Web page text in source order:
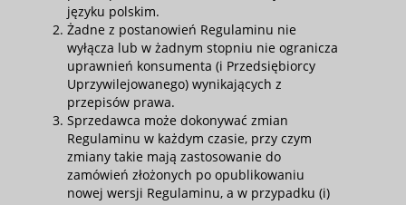
języku polskim.
Żadne z postanowień Regulaminu nie
wyłącza lub w żadnym stopniu nie ogranicza
uprawnień konsumenta (i Przedsiębiorcy
Uprzywilejowanego) wynikających z
przepisów prawa.
Sprzedawca może dokonywać zmian
Regulaminu w każdym czasie, przy czym
zmiany takie mają zastosowanie do
zamówień złożonych po opublikowaniu
nowej wersji Regulaminu, a w przypadku (i)